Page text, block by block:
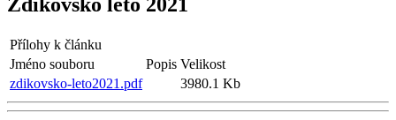
Přílohy k článku
Jméno souboru
Popis Velikost
zdikovsko-leto2021.pdf
3980.1 Kb